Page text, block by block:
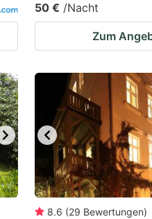
50 € /Nacht
Zum
8.6 (29 Bewertungen)